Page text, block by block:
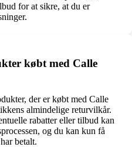
for at sikre, at du er
købt med Calle
der er købt med Calle
almindelige returvilkår.
rabatter eller tilbud kan
og du kan kun få
betalt.